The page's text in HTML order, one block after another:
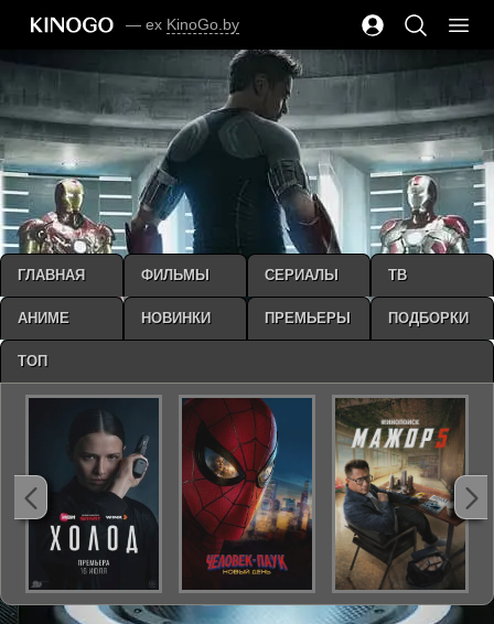
— ex KinoGo.by
ГЛАВНАЯ ФИЛЬМЫ СЕРИАЛЫ ТВ
АНИМЕ НОВИНКИ ПРЕМЬЕРЫ ПОДБОРКИ
ТОП